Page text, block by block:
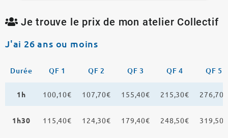
Je trouve le prix de mon atelier Collectif
J'ai 26 ans ou moins
Durée QF 1 QF 2 QF 3 QF 4 QF 5
1h 100,10€ 107,70€ 155,40€ 215,30€ 276,70€
1h30 115,40€ 124,30€ 179,40€ 248,50€ 319,50€